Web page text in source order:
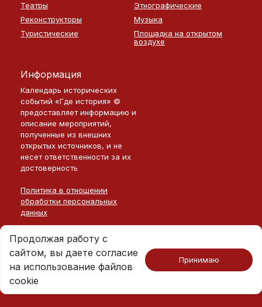
Театры
Этнографические
Реконструкторы
Музыка
Туристические
Площадка на открытом
воздухе
Информация
Календарь исторических
событий «Где история» ©
предоставляет информацию и
описание мероприятий,
полученные из внешних
открытых источников, и не
несет ответственности за их
достоверность
Политика в отношении
обработки персональных
данных
Продолжая работу с
сайтом, вы даете согласие
на использование файлов
cookie
Принимаю
Москва · 2026